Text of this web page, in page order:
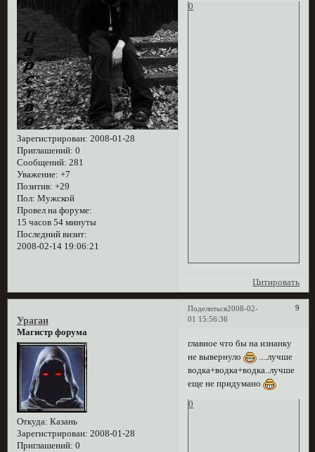
Зарегистрирован: 2008-01-28
Приглашений: 0
Сообщений: 281
Уважение: +7
Позитив: +29
Пол: Мужской
Провел на форуме:
15 часов 54 минуты
Последний визит:
2008-02-14 19:06:21
0
Цитировать
Поделиться 9
2008-02-
01 15:56:36
Ураган
Магистр форума
Откуда: Казань
Зарегистрирован: 2008-01-28
Приглашений: 0
главное что бы на изнанку
не вывернуло
....лучше
водка+водка+водка..лучше
еще не придумано
0